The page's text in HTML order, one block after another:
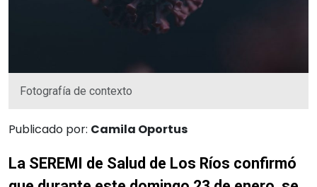
Fotografía de contexto
Publicado por: Camila Oportus
La SEREMI de Salud de Los Ríos confirmó